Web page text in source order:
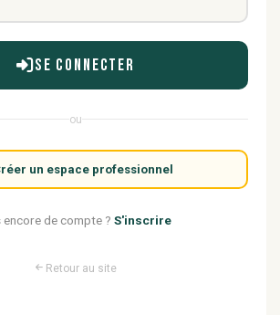
Se connecter
ou
un espace professionnel
encore de compte ? S'inscrire
Retour au site